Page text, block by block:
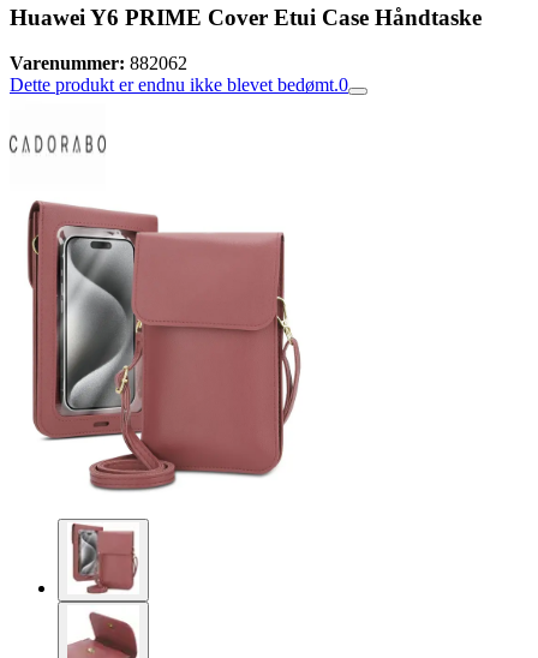
Huawei Y6 PRIME Cover Etui Case Håndtaske
Varenummer: 882062
Dette produkt er endnu ikke blevet bedømt.0